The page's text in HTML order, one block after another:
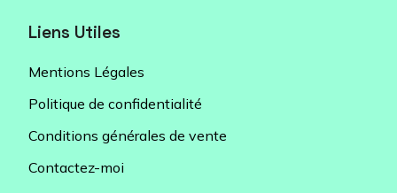
Liens Utiles
Mentions Légales
Politique de confidentialité
Conditions générales de vente
Contactez-moi